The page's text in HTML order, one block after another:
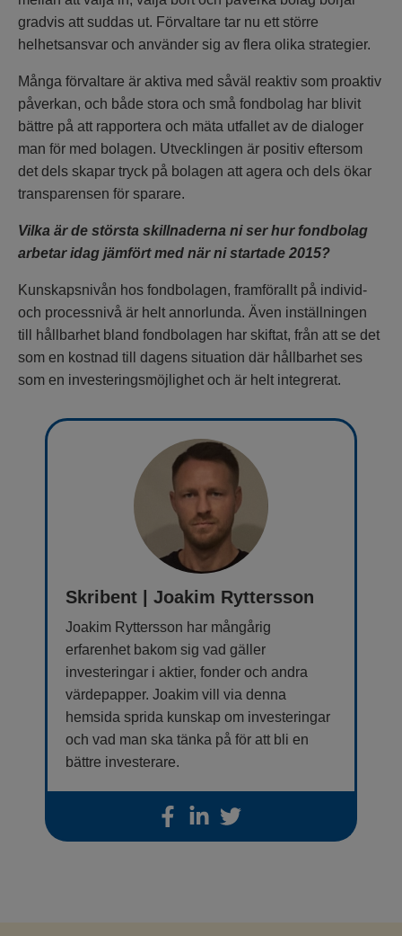
gradvis att suddas ut. Förvaltare tar nu ett större
helhetsansvar och använder sig av flera olika strategier.
Många förvaltare är aktiva med såväl reaktiv som proaktiv
påverkan, och både stora och små fondbolag har blivit
bättre på att rapportera och mäta utfallet av de dialoger
man för med bolagen. Utvecklingen är positiv eftersom
det dels skapar tryck på bolagen att agera och dels ökar
transparensen för sparare.
Vilka är de största skillnaderna ni ser hur fondbolag
arbetar idag jämfört med när ni startade 2015?
Kunskapsnivån hos fondbolagen, framförallt på individ-
och processnivå är helt annorlunda. Även inställningen
till hållbarhet bland fondbolagen har skiftat, från att se det
som en kostnad till dagens situation där hållbarhet ses
som en investeringsmöjlighet och är helt integrerat.
Skribent | Joakim Ryttersson
Joakim Ryttersson har mångårig
erfarenhet bakom sig vad gäller
investeringar i aktier, fonder och andra
värdepapper. Joakim vill via denna
hemsida sprida kunskap om investeringar
och vad man ska tänka på för att bli en
bättre investerare.